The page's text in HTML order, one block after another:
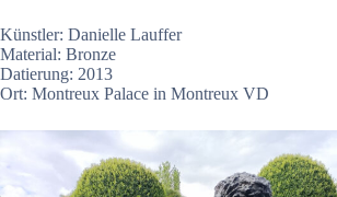
Künstler: Danielle Lauffer
Material: Bronze
Datierung: 2013
Ort: Montreux Palace in Montreux VD